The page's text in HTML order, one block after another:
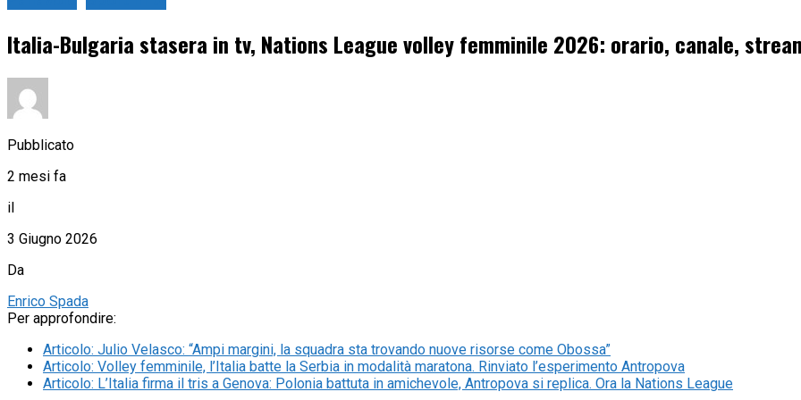
Italia-Bulgaria stasera in tv, Nations League volley femminile 2026: orario, canale,
Pubblicato
2 mesi fa
il
3 Giugno 2026
Da
Enrico Spada
Per approfondire:
Articolo: Julio Velasco: “Ampi margini, la squadra sta trovando nuove risorse come Obossa”
Articolo: Volley femminile, l’Italia batte la Serbia in modalità maratona. Rinviato l’esperimento Antropova
Articolo: L’Italia firma il tris a Genova: Polonia battuta in amichevole, Antropova si replica. Ora la Nations League